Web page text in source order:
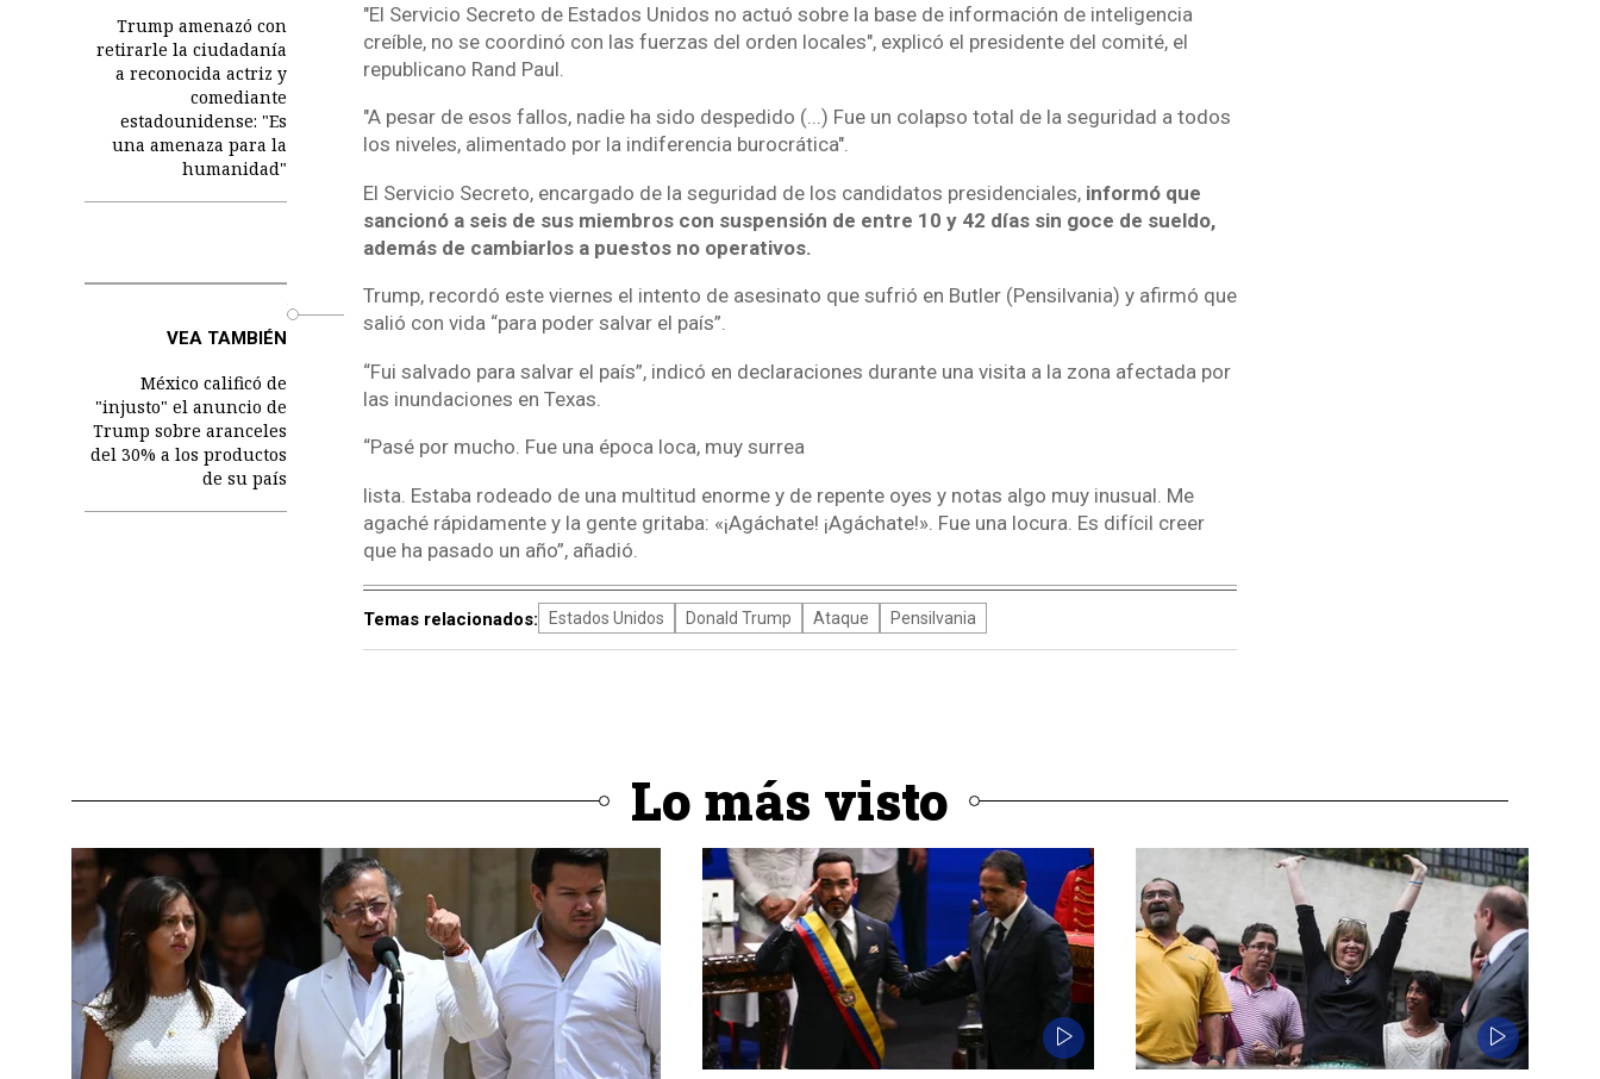
Trump amenazó con
retirarle la ciudadanía
a reconocida actriz y
comediante
estadounidense: "Es
una amenaza para la
humanidad"
"El Servicio Secreto de Estados Unidos no actuó sobre la base de información de inteligencia
creíble, no se coordinó con las fuerzas del orden locales", explicó el presidente del comité, el
republicano Rand Paul.
"A pesar de esos fallos, nadie ha sido despedido (...) Fue un colapso total de la seguridad a todos
los niveles, alimentado por la indiferencia burocrática".
El Servicio Secreto, encargado de la seguridad de los candidatos presidenciales,informó que
sancionó a seis de sus miembros con suspensión de entre 10 y 42 días sin goce de sueldo,
además de cambiarlos a puestos no operativos.
VEA TAMBIÉN
México calificó de
"injusto" el anuncio de
Trump sobre aranceles
del 30% a los productos
de su país
Trump, recordó este viernes el intento de asesinato que sufrió en Butler (Pensilvania) y afirmó que
salió con vida “para poder salvar el país”.
“Fui salvado para salvar el país”, indicó en declaraciones durante una visita a la zona afectada por
las inundaciones en Texas.
“Pasé por mucho. Fue una época loca, muy surrea
lista. Estaba rodeado de una multitud enorme y de repente oyes y notas algo muy inusual. Me
agaché rápidamente y la gente gritaba: «¡Agáchate! ¡Agáchate!». Fue una locura. Es difícil creer
que ha pasado un año”, añadió.
Temas relacionados: Estados Unidos Donald Trump Ataque Pensilvania
Lo más visto